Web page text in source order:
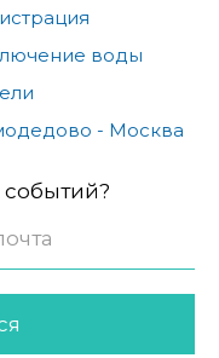
воды
- Москва
событий?